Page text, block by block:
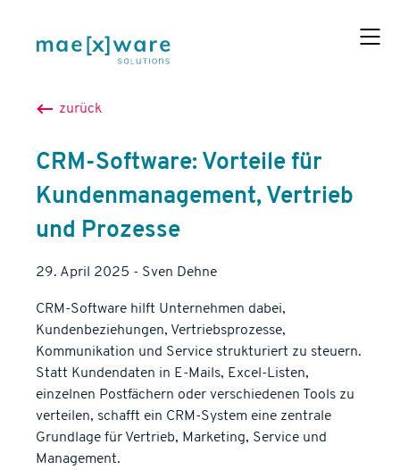
zurück
CRM-Software: Vorteile für
Kundenmanagement, Vertrieb
und Prozesse
29. April 2025 - Sven Dehne
CRM-Software hilft Unternehmen dabei,
Kundenbeziehungen, Vertriebsprozesse,
Kommunikation und Service strukturiert zu steuern.
Statt Kundendaten in E-Mails, Excel-Listen,
einzelnen Postfächern oder verschiedenen Tools zu
verteilen, schafft ein CRM-System eine zentrale
Grundlage für Vertrieb, Marketing, Service und
Management.